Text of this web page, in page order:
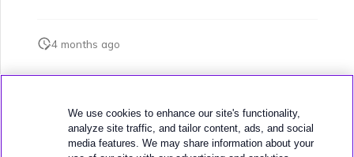
從 MVE 建立至 Google 的
單一登入（SSO）功能與使
4 months ago
We use cookies to enhance our site's functionality,
analyze site traffic, and tailor content, ads, and social
media features. We may share information about your